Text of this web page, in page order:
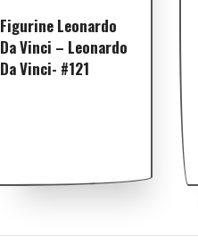
Figurine Leonardo
Da Vinci – Leonardo
Da Vinci- #121